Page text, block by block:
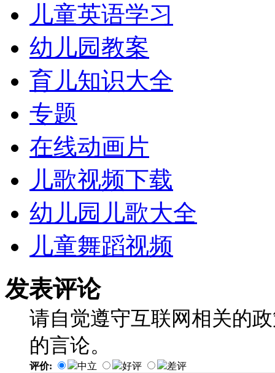
儿童英语学习
幼儿园教案
育儿知识大全
专题
在线动画片
儿歌视频下载
幼儿园儿歌大全
儿童舞蹈视频
发表评论
请自觉遵守互联网相关的
的言论。
评价: 中立 好评 差评